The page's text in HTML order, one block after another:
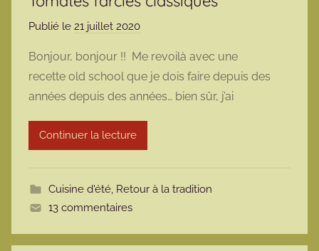
Publié le 21 juillet 2020
r
m
a
r
t
Bonjour, bonjour !! Me revoilà avec une
recette old school que je dois faire depuis des
années depuis des années… bien sûr, j’ai
Continuer la lecture
Cuisine d'été, Retour à la tradition
13 commentaires